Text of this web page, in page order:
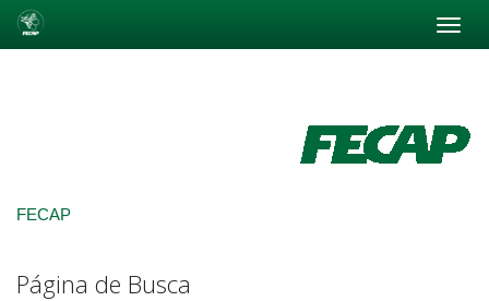
FECAP
Página de Busca